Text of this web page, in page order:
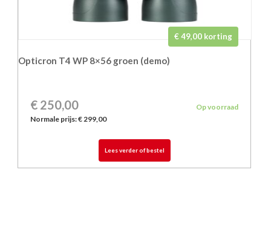
Opticron T4 WP 8×56 groen (demo)
€ 49,00 korting
€ 250,00
Op voorraad
Normale prijs:€ 299,00
Lees verder of bestel